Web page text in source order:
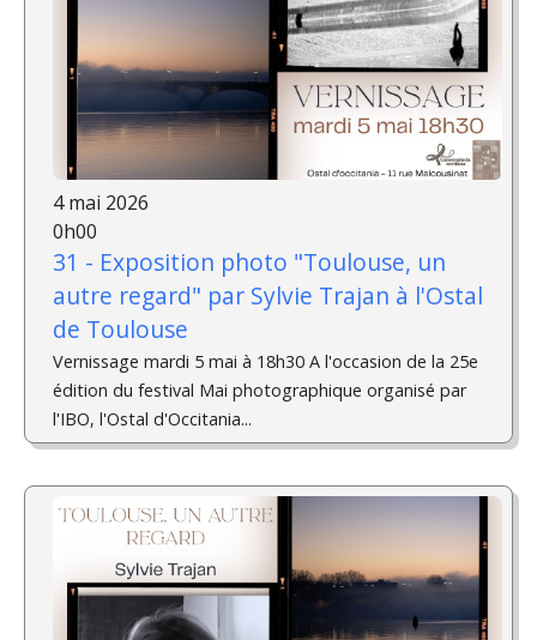
4 mai 2026
0h00
31 - Exposition photo "Toulouse, un
autre regard" par Sylvie Trajan à l'Ostal
de Toulouse
Vernissage mardi 5 mai à 18h30 A l'occasion de la 25e
édition du festival Mai photographique organisé par
l'IBO, l'Ostal d'Occitania...